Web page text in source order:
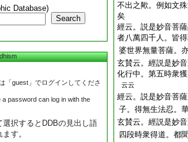
Database)
Search
「guest」でログインしてくださ
password can log in with the
択するとDDBの見出し語
す。
不出之歟。例如文
矣
經云。説是妙音菩
者八萬四千人。皆
婆世界無量菩薩。
玄賛云。經説是妙
化行中。第五時衆
云云
經云。説是妙音菩
子。得無生法忍。
玄賛云。經説是妙
四段時衆得道。都